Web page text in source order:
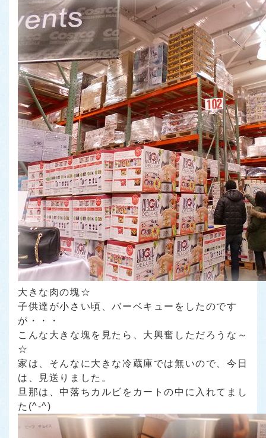
大きな肉の塊☆
子供達が小さい頃、バーベキューをしたのです
が・・・
こんな大きな塊を見たら、大興奮しただろうな～
☆
家は、そんなに大きな冷蔵庫では無いので、今日
は、見送りました。
旦那は、中落ちカルビをカートの中に入れてまし
た(^-^)